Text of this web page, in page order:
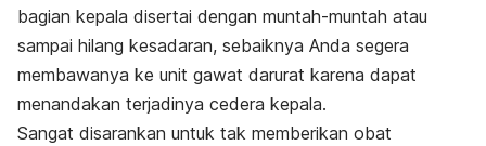
bagian kepala disertai dengan muntah-muntah atau
sampai hilang kesadaran, sebaiknya Anda segera
membawanya ke unit gawat darurat karena dapat
menandakan terjadinya cedera kepala.
Sangat disarankan untuk tak memberikan obat